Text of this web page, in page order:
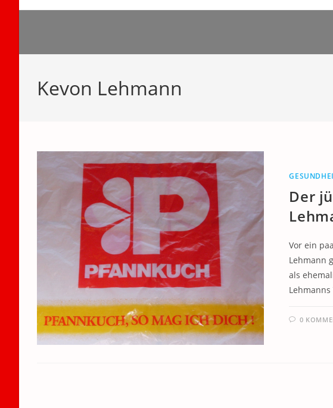
Kevon Lehmann
Der
Vor ein
Lehmann
als
0